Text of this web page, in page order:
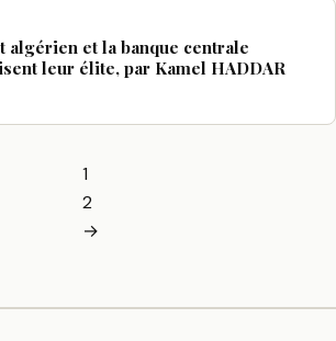
algérien et la banque centrale
leur élite, par Kamel HADDAR
1
2
→